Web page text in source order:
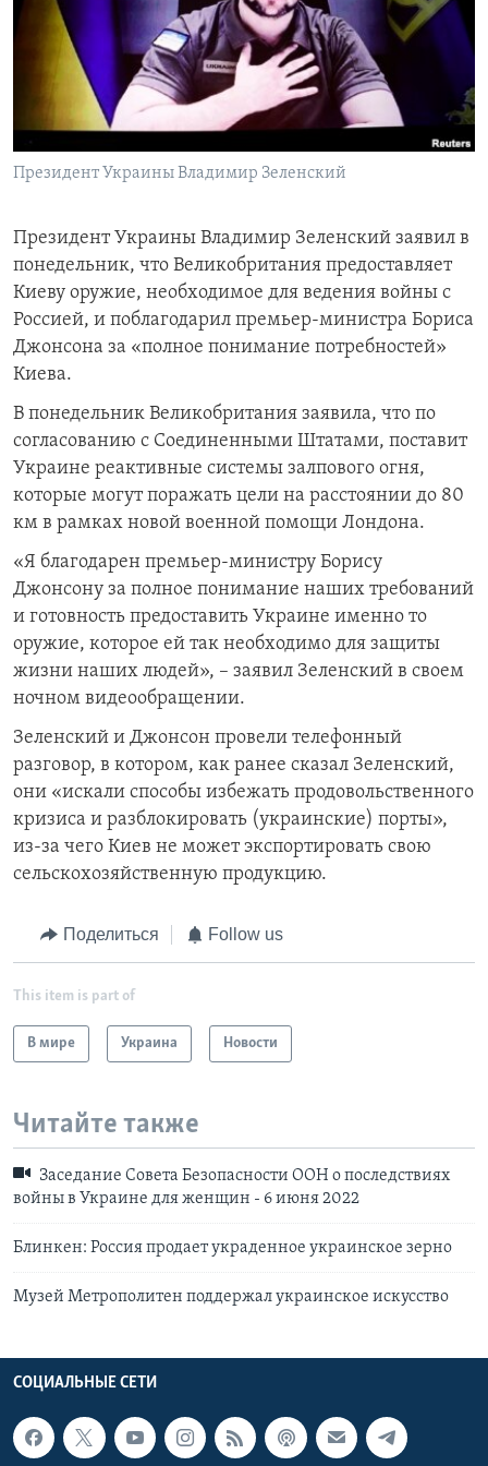
Learning English
СОЦИАЛЬНЫЕ СЕТИ
Президент Украины Владимир Зеленский
Президент Украины Владимир Зеленский заявил в
понедельник, что Великобритания предоставляет
Киеву оружие, необходимое для ведения войны с
Россией, и поблагодарил премьер-министра Бориса
Джонсона за «полное понимание потребностей»
Киева.
В понедельник Великобритания заявила, что по
согласованию с Соединенными Штатами, поставит
Украине реактивные системы залпового огня,
которые могут поражать цели на расстоянии до 80
км в рамках новой военной помощи Лондона.
«Я благодарен премьер-министру Борису
Джонсону за полное понимание наших требований
и готовность предоставить Украине именно то
оружие, которое ей так необходимо для защиты
жизни наших людей», – заявил Зеленский в своем
ночном видеообращении.
Зеленский и Джонсон провели телефонный
разговор, в котором, как ранее сказал Зеленский,
они «искали способы избежать продовольственного
кризиса и разблокировать (украинские) порты»,
из-за чего Киев не может экспортировать свою
сельскохозяйственную продукцию.
Поделиться Follow us
This item is part of
В мире Украина Новости
Читайте также
Заседание Совета Безопасности ООН о последствиях
войны в Украине для женщин - 6 июня 2022
Блинкен: Россия продает украденное украинское зерно
Музей Метрополитен поддержал украинское искусство
СОЦИАЛЬНЫЕ СЕТИ